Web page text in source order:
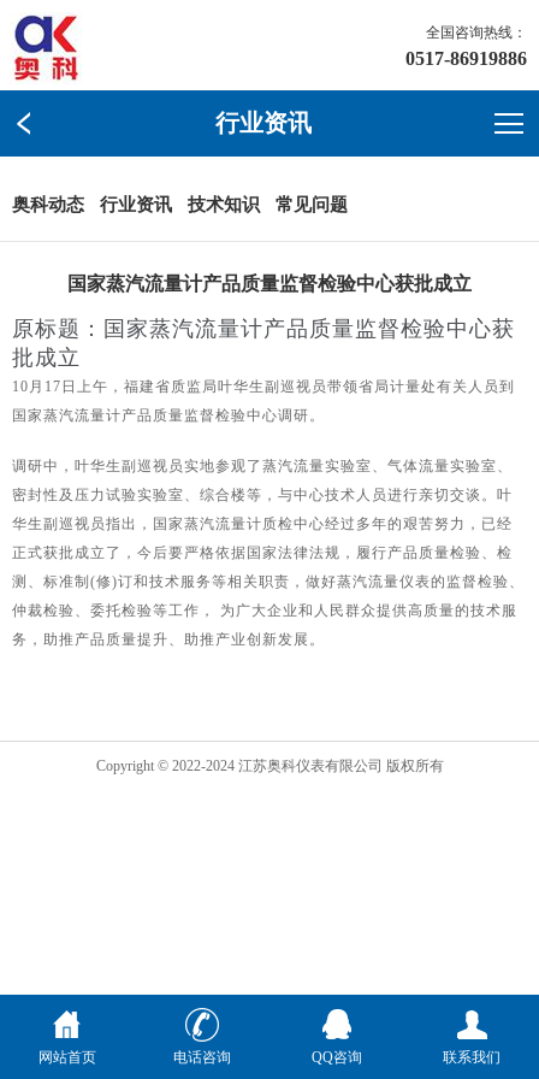
全国咨询热线：
0517-86919886
行业资讯
奥科动态 行业资讯 技术知识 常见问题
国家蒸汽流量计产品质量监督检验中心获批成立
原标题：国家蒸汽流量计产品质量监督检验中心获
批成立
10月17日上午，福建省质监局叶华生副巡视员带领省局计量处有关人员到
国家蒸汽流量计产品质量监督检验中心调研。
调研中，叶华生副巡视员实地参观了蒸汽流量实验室、气体流量实验室、
密封性及压力试验实验室、综合楼等，与中心技术人员进行亲切交谈。叶
华生副巡视员指出，国家蒸汽流量计质检中心经过多年的艰苦努力，已经
正式获批成立了，今后要严格依据国家法律法规，履行产品质量检验、检
测、标准制(修)订和技术服务等相关职责，做好蒸汽流量仪表的监督检验、
仲裁检验、委托检验等工作， 为广大企业和人民群众提供高质量的技术服
务，助推产品质量提升、助推产业创新发展。
Copyright © 2022-2024 江苏奥科仪表有限公司 版权所有
网站首页 电话咨询 QQ咨询 联系我们